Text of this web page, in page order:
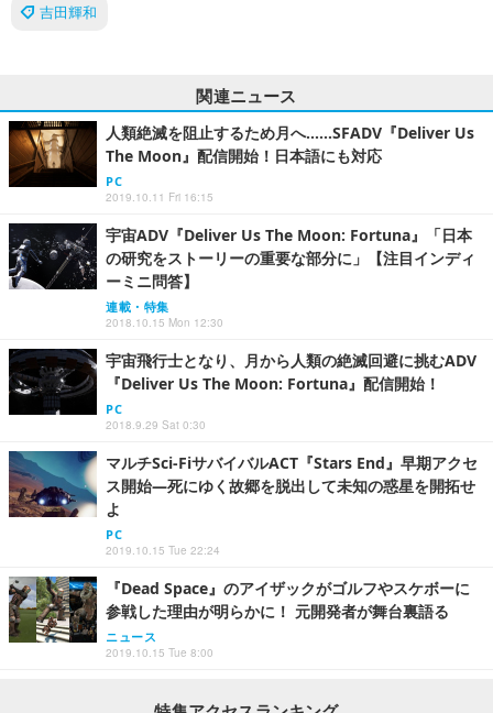
吉田輝和
関連ニュース
人類絶滅を阻止するため月へ……SFADV『Deliver Us
The Moon』配信開始！日本語にも対応
PC
2019.10.11 Fri 16:15
宇宙ADV『Deliver Us The Moon: Fortuna』「日本
の研究をストーリーの重要な部分に」【注目インディ
ーミニ問答】
連載・特集
2018.10.15 Mon 12:30
宇宙飛行士となり、月から人類の絶滅回避に挑むADV
『Deliver Us The Moon: Fortuna』配信開始！
PC
2018.9.29 Sat 0:30
マルチSci-FiサバイバルACT『Stars End』早期アクセ
ス開始―死にゆく故郷を脱出して未知の惑星を開拓せ
よ
PC
2019.10.15 Tue 22:24
『Dead Space』のアイザックがゴルフやスケボーに
参戦した理由が明らかに！ 元開発者が舞台裏語る
ニュース
2019.10.15 Tue 8:00